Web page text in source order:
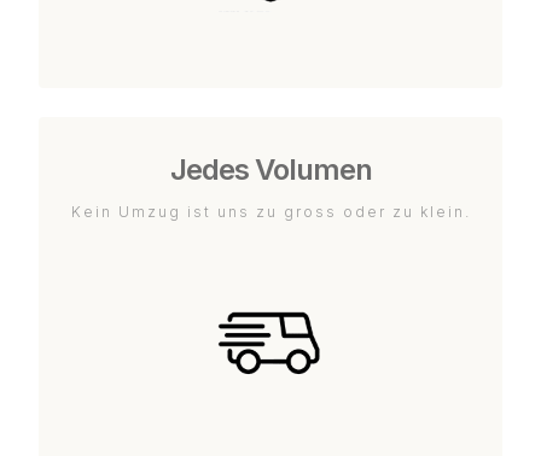
Jedes Volumen
Kein Umzug ist uns zu gross oder zu klein.